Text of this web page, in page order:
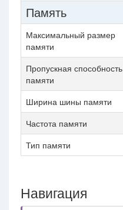
Память
Максимальный размер
памяти
Пропускная способность
памяти
Ширина шины памяти
Частота памяти
Тип памяти
Навигация